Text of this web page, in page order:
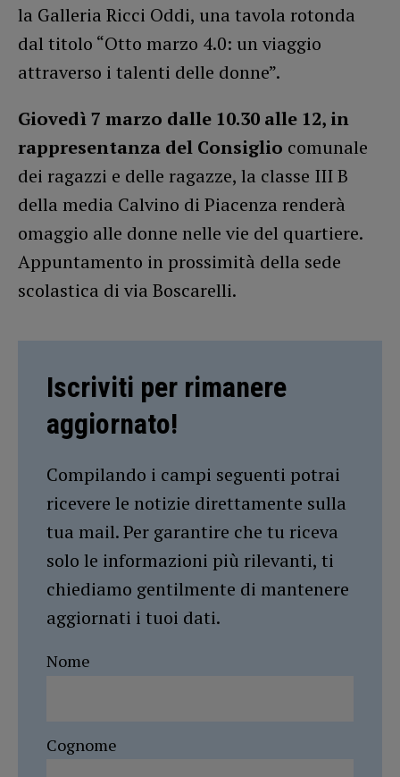
la Galleria Ricci Oddi, una tavola rotonda
dal titolo “Otto marzo 4.0: un viaggio
attraverso i talenti delle donne”.
Giovedì 7 marzo dalle 10.30 alle 12, in
rappresentanza del Consiglio comunale
dei ragazzi e delle ragazze, la classe III B
della media Calvino di Piacenza renderà
omaggio alle donne nelle vie del quartiere.
Appuntamento in prossimità della sede
scolastica di via Boscarelli.
Iscriviti per rimanere
aggiornato!
Compilando i campi seguenti potrai
ricevere le notizie direttamente sulla
tua mail. Per garantire che tu riceva
solo le informazioni più rilevanti, ti
chiediamo gentilmente di mantenere
aggiornati i tuoi dati.
Nome
Cognome